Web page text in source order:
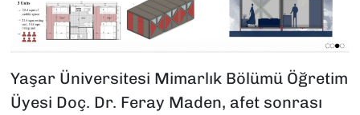
Yaşar Üniversitesi Mimarlık Bölümü Öğretim
Üyesi Doç. Dr. Feray Maden, afet sonrası